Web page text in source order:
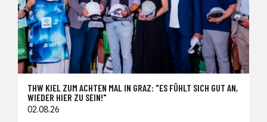
THW KIEL ZUM ACHTEN MAL IN GRAZ: "ES FÜHLT SICH GUT AN,
WIEDER HIER ZU SEIN!"
02.08.26